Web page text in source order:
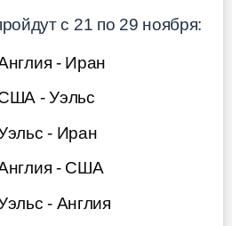
с 21 по 29 ноября:
- Иран
- Уэльс
- Иран
- США
- Англия